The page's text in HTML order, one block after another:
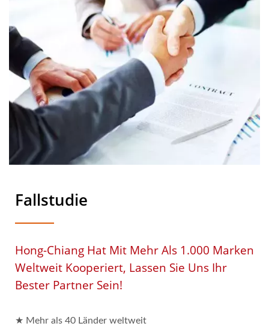
Fallstudie
Hong-Chiang Hat Mit Mehr Als 1.000 Marken
Weltweit Kooperiert, Lassen Sie Uns Ihr
Bester Partner Sein!
★ Mehr als 40 Länder weltweit